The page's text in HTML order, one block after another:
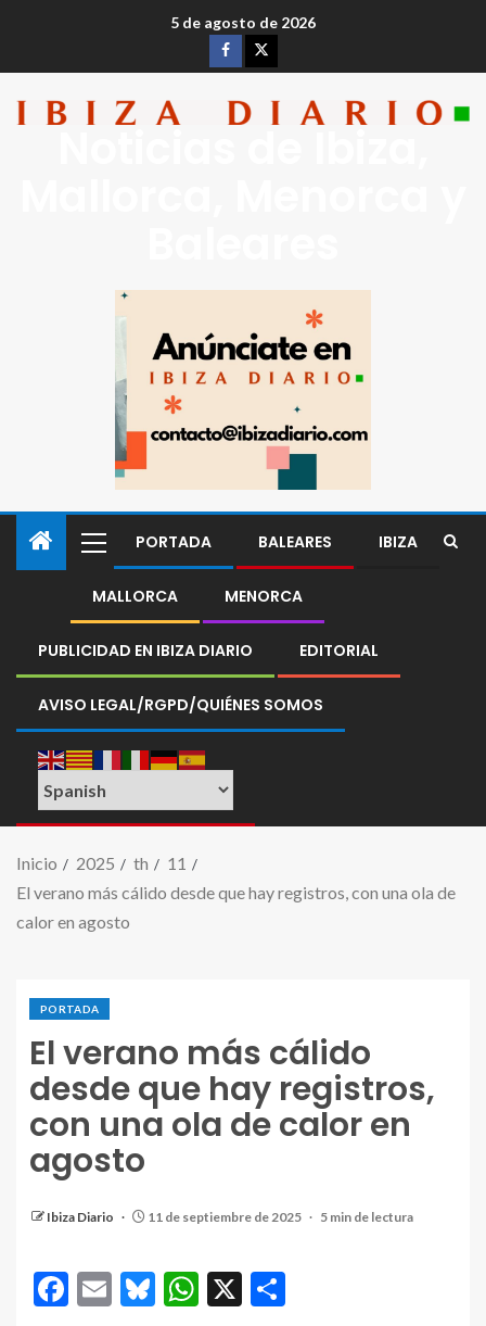
5 de agosto de 2026
PORTADA BALEARES IBIZA
MALLORCA MENORCA
PUBLICIDAD EN IBIZA DIARIO EDITORIAL
AVISO LEGAL/RGPD/QUIÉNES SOMOS
Inicio 2025 th
11
El verano más cálido desde que hay registros, con una ola de
calor en agosto
PORTADA
El verano más cálido
desde que hay registros,
con una ola de calor en
agosto
Ibiza Diario 11 de septiembre de 2025 5 min de lectura
Facebook
EmailBluesky
WhatsApp
X